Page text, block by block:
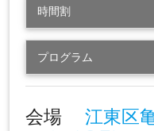
時間割
プログラム
会場 江東区